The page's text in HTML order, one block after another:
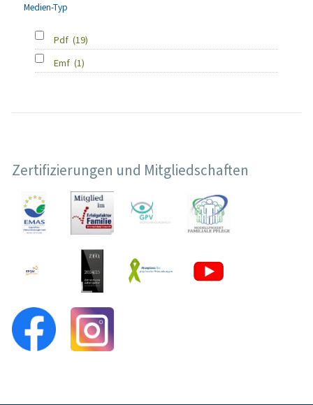
Medien-Typ
Pdf (19)
Emf (1)
Zertifizierungen und Mitgliedschaften